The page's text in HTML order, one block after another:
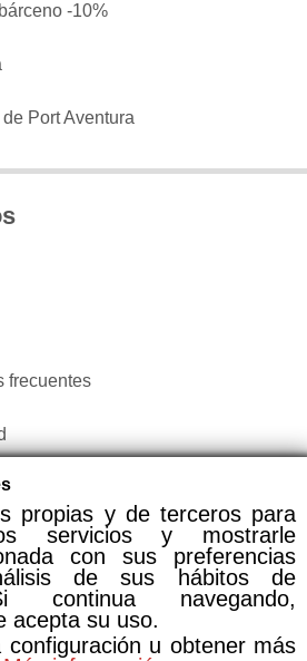
-10%
Port Aventura
frecuentes
de Taquilla.com comparando más
propias y de terceros para
servicios y mostrarle
con sus preferencias
de sus hábitos de
continua navegando,
acepta su uso.
configuración u obtener más